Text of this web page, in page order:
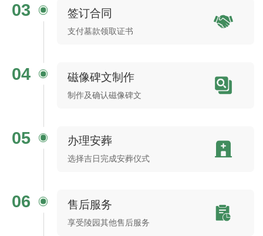
03 签订合同
支付墓款领取证书
04 磁像碑文制作
制作及确认磁像碑文
05 办理安葬
选择吉日完成安葬仪式
06 售后服务
享受陵园其他售后服务